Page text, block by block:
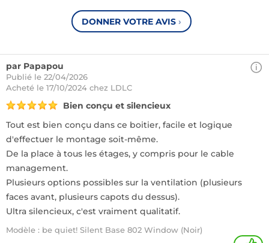
DONNER VOTRE AVIS ›
par Papapou
Publié le 22/04/2026
Acheté le 17/10/2024 chez LDLC
Bien conçu et silencieux
Tout est bien conçu dans ce boitier, facile et logique
d'effectuer le montage soit-même.
De la place à tous les étages, y compris pour le cable
management.
Plusieurs options possibles sur la ventilation (plusieurs
faces avant, plusieurs capots du dessus).
Ultra silencieux, c'est vraiment qualitatif.
Modèle : be quiet! Silent Base 802 Window (Noir)